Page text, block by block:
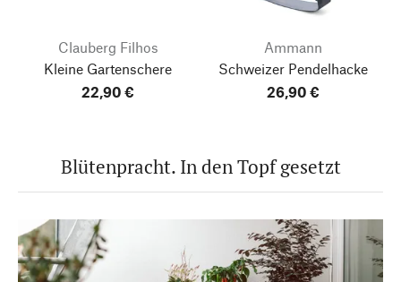
Clauberg Filhos
Kleine Gartenschere
22,90 €
Ammann
Schweizer Pendelhacke
26,90 €
Blütenpracht. In den Topf gesetzt